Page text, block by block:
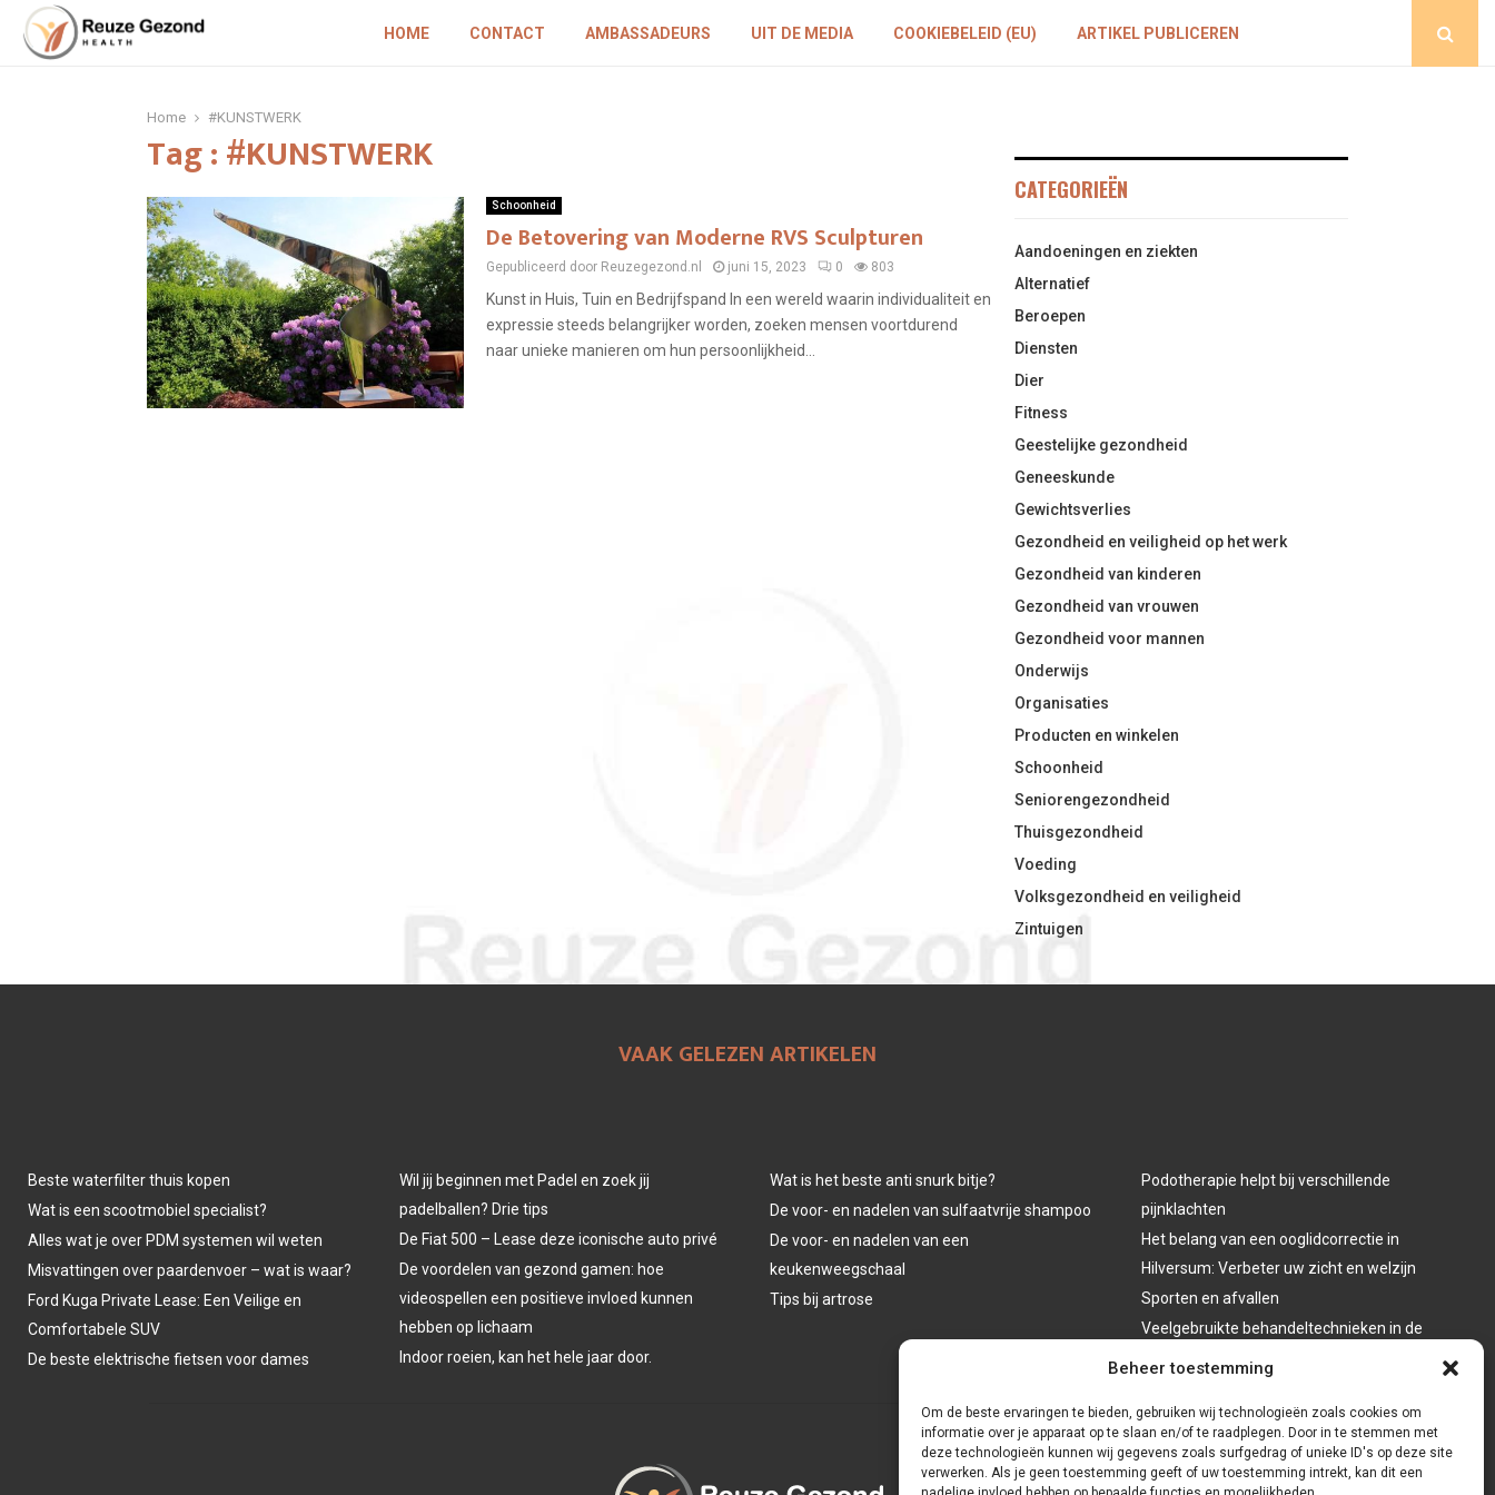
Beheer toestemming
Om de beste ervaringen te bieden, gebruiken wij technologieën zoals cookies om
informatie over je apparaat op te slaan en/of te raadplegen. Door in te stemmen met
deze technologieën kunnen wij gegevens zoals surfgedrag of unieke ID's op deze site
verwerken. Als je geen toestemming geeft of uw toestemming intrekt, kan dit een
HOME CONTACT AMBASSADEURS UIT DE MEDIA COOKIEBELEID (EU) ARTIKEL PUBLICEREN
Home #KUNSTWERK
Tag : #KUNSTWERK
Schoonheid
De Betovering van Moderne RVS Sculpturen
Gepubliceerd door Reuzegezond.nl juni 15, 2023 0 803
Kunst in Huis, Tuin en Bedrijfspand In een wereld waarin individualiteit en
expressie steeds belangrijker worden, zoeken mensen voortdurend
naar unieke manieren om hun persoonlijkheid...
CATEGORIEËN
Aandoeningen en ziekten
Alternatief
Beroepen
Diensten
Dier
Fitness
Geestelijke gezondheid
Geneeskunde
Gewichtsverlies
Gezondheid en veiligheid op het werk
Gezondheid van kinderen
Gezondheid van vrouwen
Gezondheid voor mannen
Onderwijs
Organisaties
Producten en winkelen
Schoonheid
Seniorengezondheid
Thuisgezondheid
Voeding
Volksgezondheid en veiligheid
Zintuigen
VAAK GELEZEN ARTIKELEN
Beste waterfilter thuis kopen
Wat is een scootmobiel specialist?
Alles wat je over PDM systemen wil weten
Misvattingen over paardenvoer – wat is waar?
Ford Kuga Private Lease: Een Veilige en
Comfortabele SUV
De beste elektrische fietsen voor dames
Wil jij beginnen met Padel en zoek jij
padelballen? Drie tips
De Fiat 500 – Lease deze iconische auto privé
De voordelen van gezond gamen: hoe
videospellen een positieve invloed kunnen
hebben op lichaam
Indoor roeien, kan het hele jaar door.
Wat is het beste anti snurk bitje?
De voor- en nadelen van sulfaatvrije shampoo
De voor- en nadelen van een
keukenweegschaal
Tips bij artrose
Podotherapie helpt bij verschillende
pijnklachten
Het belang van een ooglidcorrectie in
Hilversum: Verbeter uw zicht en welzijn
Sporten en afvallen
Veelgebruikte behandeltechnieken in de